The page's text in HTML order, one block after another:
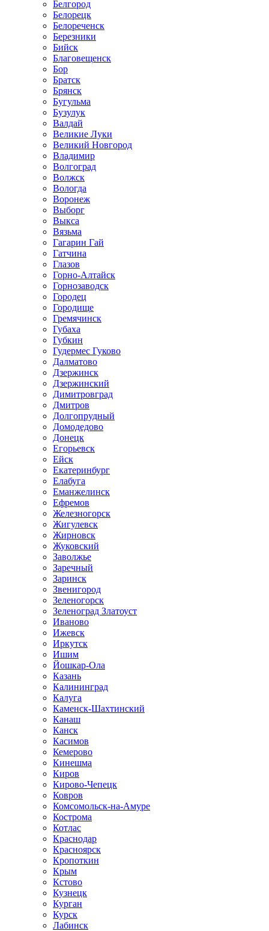
Белгород
Белорецк
Белореченск
Березники
Бийск
Благовещенск
Бор
Братск
Брянск
Бугульма
Бузулук
Валдай
Великие Луки
Великий Новгород
Владимир
Волгоград
Волжск
Вологда
Воронеж
Выборг
Выкса
Вязьма
Гагарин Гай
Гатчина
Глазов
Горно-Алтайск
Горнозаводск
Городец
Городище
Гремячинск
Губаха
Губкин
Гудермес Гуково
Далматово
Дзержинск
Дзержинский
Димитровград
Дмитров
Долгопрудный
Домодедово
Донецк
Егорьевск
Ейск
Екатеринбург
Елабуга
Еманжелинск
Ефремов
Железногорск
Жигулевск
Жирновск
Жуковский
Заволжье
Заречный
Заринск
Звенигород
Зеленогорск
Зеленоград Златоуст
Иваново
Ижевск
Иркутск
Ишим
Йошкар-Ола
Казань
Калининград
Калуга
Каменск-Шахтинский
Канаш
Канск
Касимов
Кемерово
Кинешма
Киров
Кирово-Чепецк
Ковров
Комсомольск-на-Амуре
Кострома
Котлас
Краснодар
Красноярск
Кропоткин
Крым
Кстово
Кузнецк
Курган
Курск
Лабинск